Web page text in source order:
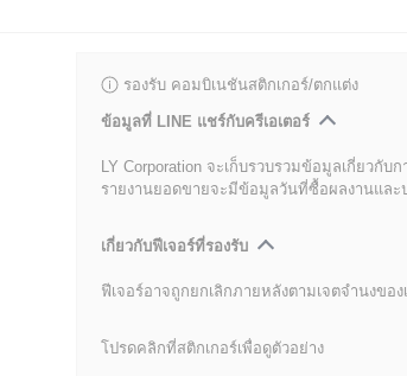
รองรับ คอมบิเนชันสติกเกอร์/ตกแต่ง
ข้อมูลที่ LINE แชร์กับครีเอเตอร์
LY Corporation จะเก็บรวบรวมข้อมูลเกี่ยวกั
รายงานยอดขายจะมีข้อมูลวันที่ซื้อผลงานแล
เกี่ยวกับฟีเจอร์ที่รองรับ
ฟีเจอร์อาจถูกยกเลิกภายหลังตามเจตจำนงของ
โปรดคลิกที่สติกเกอร์เพื่อดูตัวอย่าง